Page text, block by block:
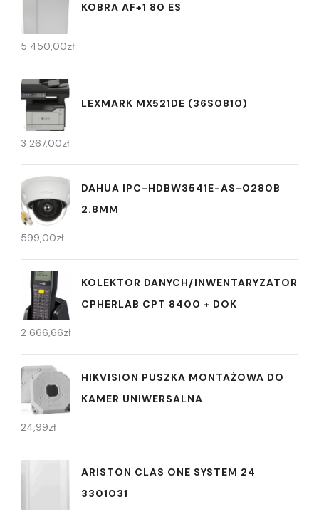
KOBRA AF+1 80 ES
5 450,00zł
LEXMARK MX521DE (36S0810)
3 267,00zł
DAHUA IPC-HDBW3541E-AS-0280B
2.8MM
599,00zł
KOLEKTOR DANYCH/INWENTARYZATOR
CPHERLAB CPT 8400 + DOK
2 666,66zł
HIKVISION PUSZKA MONTAŻOWA DO
KAMER UNIWERSALNA
24,99zł
ARISTON CLAS ONE SYSTEM 24
3301031